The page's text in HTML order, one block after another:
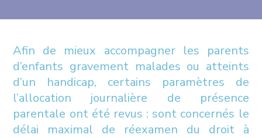
Afin de mieux accompagner les parents
d’enfants gravement malades ou atteints
d’un handicap, certains paramètres de
l’allocation journalière de présence
parentale ont été revus : sont concernés le
délai maximal de réexamen du droit à